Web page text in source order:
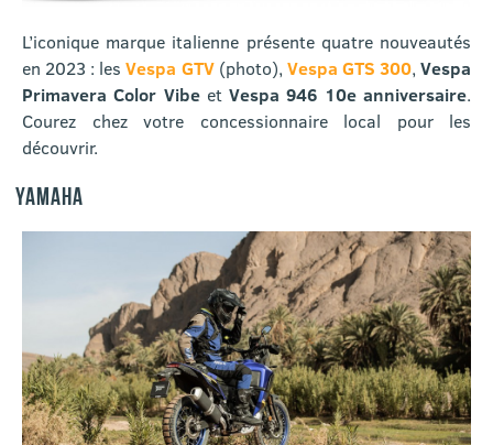
L’iconique marque italienne présente quatre nouveautés
en 2023 : lesVespa GTV(photo), Vespa GTS 300,Vespa
Primavera Color VibeetVespa 946 10e anniversaire.
Courez chez votre concessionnaire local pour les
découvrir.
YAMAHA